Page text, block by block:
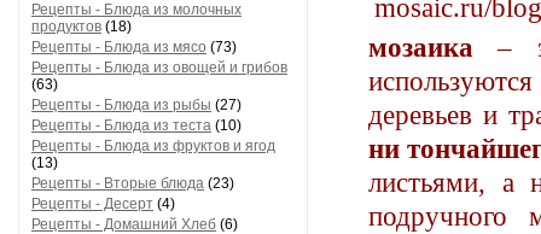
Рецепты - Блюда из молочных
продуктов (18)
Рецепты - Блюда из мясо (73)
Рецепты - Блюда из овощей и грибов
(63)
Рецепты - Блюда из рыбы (27)
Рецепты - Блюда из теста (10)
Рецепты - Блюда из фруктов и ягод
(13)
Рецепты - Вторые блюда (23)
Рецепты - Десерт (4)
Рецепты - Домашний Хлеб (6)
мозаика –
деревьев и
ни
листьями, а
подручного